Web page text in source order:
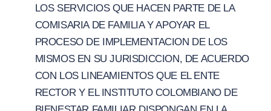
LOS SERVICIOS QUE HACEN PARTE DE LA
COMISARIA DE FAMILIA Y APOYAR EL
PROCESO DE IMPLEMENTACION DE LOS
MISMOS EN SU JURISDICCION, DE ACUERDO
CON LOS LINEAMIENTOS QUE EL ENTE
RECTOR Y EL INSTITUTO COLOMBIANO DE